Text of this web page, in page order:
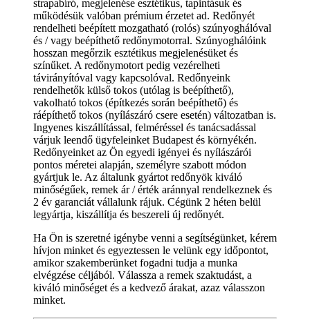
strapabíró, megjelenése esztétikus, tapintásuk és
működésük valóban prémium érzetet ad. Redőnyét
rendelheti beépített mozgatható (rolós) szúnyoghálóval
és / vagy beépíthető redőnymotorral. Szúnyoghálóink
hosszan megőrzik esztétikus megjelenésüket és
színűket. A redőnymotort pedig vezérelheti
távirányítóval vagy kapcsolóval. Redőnyeink
rendelhetők külső tokos (utólag is beépíthető),
vakolható tokos (építkezés során beépíthető) és
ráépíthető tokos (nyílászáró csere esetén) változatban is.
Ingyenes kiszállítással, felméréssel és tanácsadással
várjuk leendő ügyfeleinket Budapest és környékén.
Redőnyeinket az Ön egyedi igényei és nyílászárói
pontos méretei alapján, személyre szabott módon
gyártjuk le. Az általunk gyártot redőnyök kiváló
minőségűek, remek ár / érték aránnyal rendelkeznek és
2 év garanciát vállalunk rájuk. Cégünk 2 héten belül
legyártja, kiszállítja és beszereli új redőnyét.
Ha Ön is szeretné igénybe venni a segítségünket, kérem
hívjon minket és egyeztessen le velünk egy időpontot,
amikor szakemberünket fogadni tudja a munka
elvégzése céljából. Válassza a remek szaktudást, a
kiváló minőséget és a kedvező árakat, azaz válasszon
minket.